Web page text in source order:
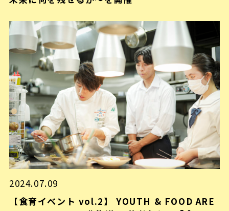
2024.07.09
【食育イベント vol.2】 YOUTH & FOOD ARE